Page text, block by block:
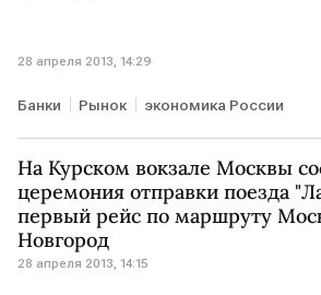
28 апреля 2013, 14:29
Банки Рынок экономика России
Допэмиссия акций ВТБ
На Курском вокзале Москвы
церемония отправки поезда
первый рейс по маршруту
Новгород
28 апреля 2013, 14:15